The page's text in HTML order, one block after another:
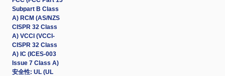
Subpart B Class
A) RCM (AS/NZS
CISPR 32 Class
A) VCCI (VCCI-
CISPR 32 Class
A) IC (ICES-003
Issue 7 Class A)
安全性: UL (UL